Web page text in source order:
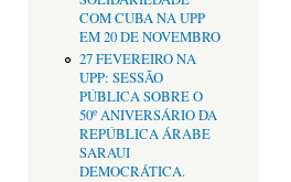
COM CUBA NA UPP
EM 20 DE NOVEMBRO
27 FEVEREIRO NA
UPP: SESSÃO
PÚBLICA SOBRE O
50º ANIVERSÁRIO DA
REPÚBLICA ÁRABE
SARAUI
DEMOCRÁTICA.